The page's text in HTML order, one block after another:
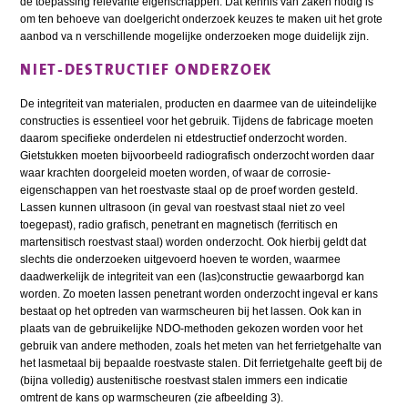
om ten behoeve van doelgericht onderzoek keuzes te maken uit het grote
aanbod va n verschillende mogelijke onderzoeken moge duidelijk zijn.
NIET-DESTRUCTIEF ONDERZOEK
De integriteit van materialen, producten en daarmee van de uiteindelijke
constructies is essentieel voor het gebruik. Tijdens de fabricage moeten
daarom specifieke onderdelen ni etdestructief onderzocht worden.
Gietstukken moeten bijvoorbeeld radiografisch onderzocht worden daar
waar krachten doorgeleid moeten worden, of waar de corrosie-
eigenschappen van het roestvaste staal op de proef worden gesteld.
Lassen kunnen ultrasoon (in geval van roestvast staal niet zo veel
toegepast), radio grafisch, penetrant en magnetisch (ferritisch en
martensitisch roestvast staal) worden onderzocht. Ook hierbij geldt dat
slechts die onderzoeken uitgevoerd hoeven te worden, waarmee
daadwerkelijk de integriteit van een (las)constructie gewaarborgd kan
worden. Zo moeten lassen penetrant worden onderzocht ingeval er kans
bestaat op het optreden van warmscheuren bij het lassen. Ook kan in
plaats van de gebruikelijke NDO-methoden gekozen worden voor het
gebruik van andere methoden, zoals het meten van het ferrietgehalte van
het lasmetaal bij bepaalde roestvaste stalen. Dit ferrietgehalte geeft bij de
(bijna volledig) austenitische roestvast stalen immers een indicatie
omtrent de kans op warmscheuren (zie afbeelding 3).